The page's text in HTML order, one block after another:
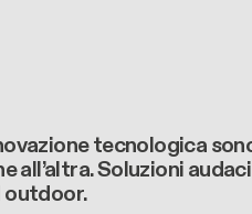
tecnologica
all’altra. Soluzioni audaci
outdoor.